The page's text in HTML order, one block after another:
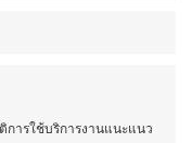
ารใช้บริการงานแนะแนว